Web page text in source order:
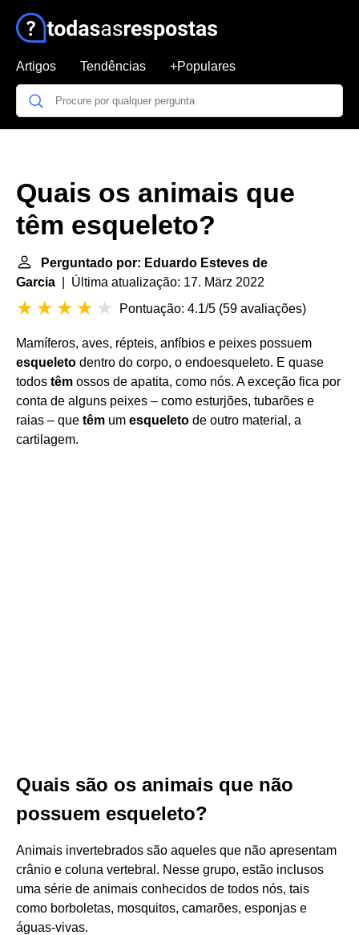
Artigos Tendências +Populares
Quais os animais que
têm esqueleto?
Perguntado por: Eduardo Esteves de
Garcia | Última atualização: 17. März 2022
Pontuação: 4.1/5 (59 avaliações)
Mamíferos, aves, répteis, anfíbios e peixes possuem
esqueleto dentro do corpo, o endoesqueleto. E quase
todos têm ossos de apatita, como nós. A exceção fica por
conta de alguns peixes – como esturjões, tubarões e
raias – que têm um esqueleto de outro material, a
cartilagem.
Quais são os animais que não
possuem esqueleto?
Animais invertebrados são aqueles que não apresentam
crânio e coluna vertebral. Nesse grupo, estão inclusos
uma série de animais conhecidos de todos nós, tais
como borboletas, mosquitos, camarões, esponjas e
águas-vivas.